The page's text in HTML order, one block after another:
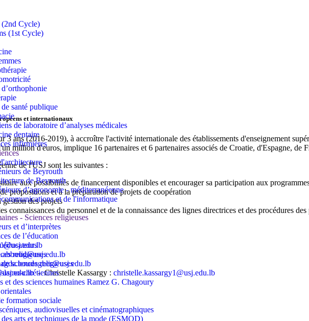
(2nd Cycle)
(1st Cycle)
santé publique
de laboratoire d’analyses médicales
dentaire
infirmières
de Beyrouth
de Beyrouth
d’agronomie - méditerranéenne
et de l'informatique
- Sciences religieuses
et d’interprètes
de l’éducation
religieuses
sciences religieuses
chrétiennes
et des sciences humaines Ramez G. Chagoury
formation sociale
audiovisuelles et cinématographiques
arts et techniques de la mode (ESMOD)
et internationaux
3 ans (2016-2019), à accroître l'activité internationale des établissements d'enseignement
million d'euros, implique 16 partenaires et 6 partenaires associés de Croatie, d'Espagne,
de l'USJ sont les suivantes :
aux possibilités de financement disponibles et encourager sa participation aux
propositions et à la préparation de projets de coopération
des projets
connaissances du personnel et de la connaissance des lignes directrices et des procédures des
- Christelle Kassargy : christelle.kassargy1@usj.edu.lb